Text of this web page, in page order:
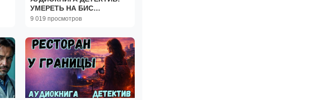
УМЕРЕТЬ НА БИС
СЛУШАТЬ
9 019 просмотров